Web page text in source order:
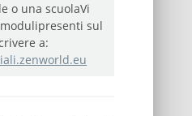
o una scuolaVi
presenti sul
a: